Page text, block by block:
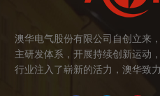
澳华电气股份有限公司自创立来
主研发体系，开展持续创新运动
行业注入了崭新的活力，澳华致